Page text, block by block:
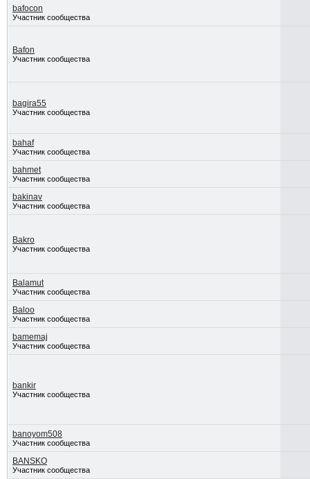
bafocon
Участник сообщества
Bafon
Участник сообщества
bagira55
Участник сообщества
bahaf
Участник сообщества
bahmet
Участник сообщества
bakinav
Участник сообщества
Bakro
Участник сообщества
Balamut
Участник сообщества
Baloo
Участник сообщества
bamemaj
Участник сообщества
bankir
Участник сообщества
banoyom508
Участник сообщества
BANSKO
Участник сообщества